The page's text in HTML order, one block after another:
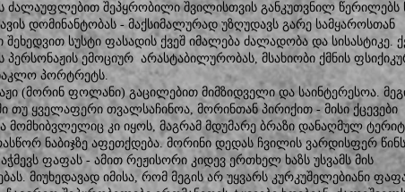
ძალაუფლებით შეპყრობილი შვილისთვის განკუთვნილ წერილებს
დომინანტობას - მაქსიმალურად უზღუდავს გარე სამყაროსთან
შეხედვით სუსტი ფასადის ქვეშ იმალება ძალადობა და სისასტიკე.
პერსონაჟის ემოციურ არასტაბილურობას, მსახიობი ქმნის
პორტრეტს.
(მორინ ფოლანი) გაცილებით მიმზიდველი და საინტერესოა.
თუ ყველაფერი თვალსაჩინოა, მორინთან პირიქით - მისი ქცევები
მომხიბვლელიც კი იყოს, მაგრამ მდუმარე ბრაზი დანაღმულ
ნაბიჯზე აფეთქდება. მორინი დედას ჩვილის ვარდისფერ
ფაფას - ამით რეჟისორი კიდევ ერთხელ ხაზს უსვამს მის
მიუხედავად იმისა, რომ მეგის არ უყვარს კურკუშელებიანი